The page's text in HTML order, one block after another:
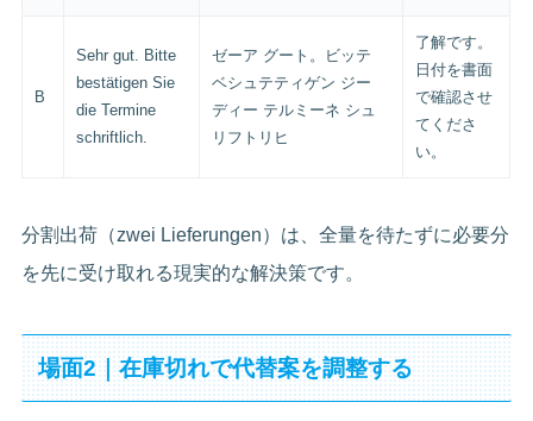
B
Sehr gut. Bitte
bestätigen Sie
die Termine
schriftlich.
ゼーア グート。ビッテ
ベシュテティゲン ジー
ディー テルミーネ シュ
リフトリヒ
了解です。
日付を書面
で確認させ
てくださ
い。
分割出荷（zwei Lieferungen）は、全量を待たずに必要分
を先に受け取れる現実的な解決策です。
場面2｜在庫切れで代替案を調整する